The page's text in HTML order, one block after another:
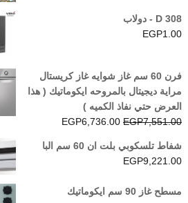
D 308 - دولاب
EGP1.00
فرن 60 سم غاز شوايه غاز كريستال
مراية ديجيتال بالمروحه ايكوماتيك ( هذا
العرض حتي نفاذ الكميه )
EGP7,551.00
السعر
هو:
EGP6,736.00
هو:
EGP6,736.00.
شفاط تلسكوبي بلت ان 60 سم البا
EGP9,221.00
مسطح غاز 90 سم ايكوماتيك